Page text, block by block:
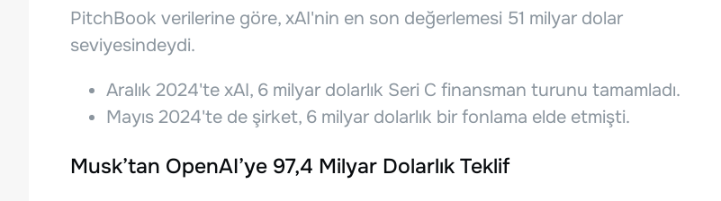
PitchBook verilerine göre, xAI'nin en son değerlemesi 51 milyar dolar
seviyesindeydi.
Aralık 2024'te xAI, 6 milyar dolarlık Seri C finansman turunu tamamladı.
Mayıs 2024'te de şirket, 6 milyar dolarlık bir fonlama elde etmişti.
Musk’tan OpenAI’ye 97,4 Milyar Dolarlık Teklif